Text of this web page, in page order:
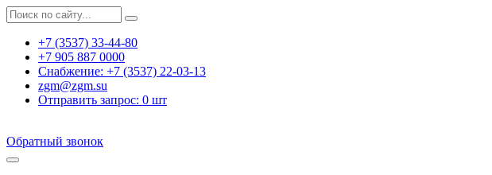
+7 (3537) 33-44-80
+7 905 887 0000
Снабжение: +7 (3537) 22-03-13
zgm@zgm.su
Отправить запрос: 0 шт
Обратный звонок